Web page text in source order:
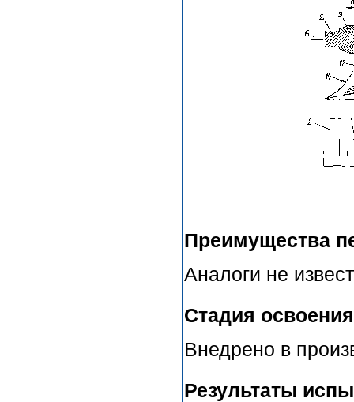
Преимущества
Аналоги не
Стадия освоения
Внедрено в
Результаты